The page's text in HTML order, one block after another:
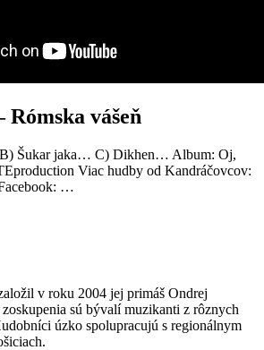
vášeň
Šukar jaka… C) Dikhen… Album: Oj,
Viac hudby od Kandráčovcov:
…
v roku 2004 jej primáš Ondrej
sú bývalí muzikanti z rôznych
úzko spolupracujú s regionálnym